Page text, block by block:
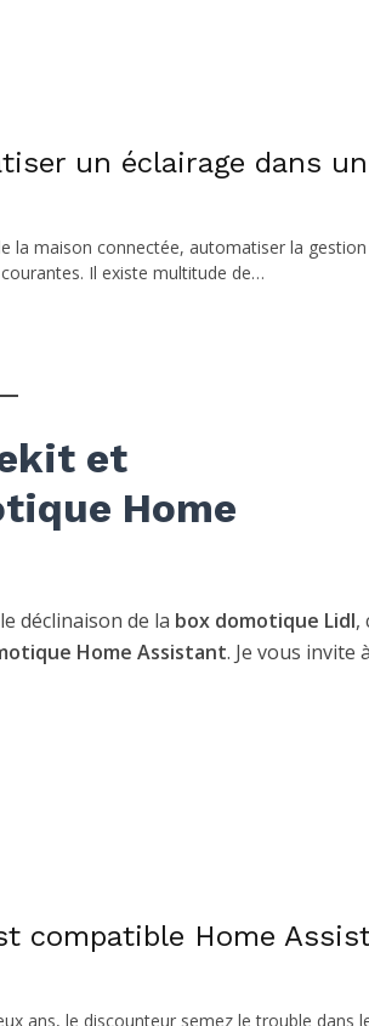
un éclairage dans un
maison connectée, automatiser la gestion
Il existe multitude de…
et
Home
déclinaison de la box domotique Lidl,
Home Assistant. Je vous invite
compatible Home
ans, le discounteur semez le trouble dans